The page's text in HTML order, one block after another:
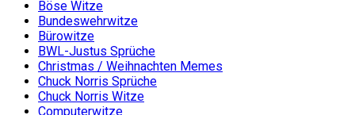
Böse Witze
Bundeswehrwitze
Bürowitze
BWL-Justus Sprüche
Christmas / Weihnachten Memes
Chuck Norris Sprüche
Chuck Norris Witze
Computerwitze